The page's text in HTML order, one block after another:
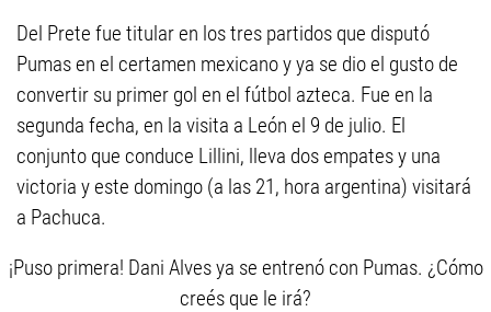
Del Prete fue titular en los tres partidos que disputó
Pumas en el certamen mexicano y ya se dio el gusto de
convertir su primer gol en el fútbol azteca. Fue en la
segunda fecha, en la visita a León el 9 de julio. El
conjunto que conduce Lillini, lleva dos empates y una
victoria y este domingo (a las 21, hora argentina) visitará
a Pachuca.
¡Puso primera! Dani Alves ya se entrenó con Pumas. ¿Cómo
creés que le irá?